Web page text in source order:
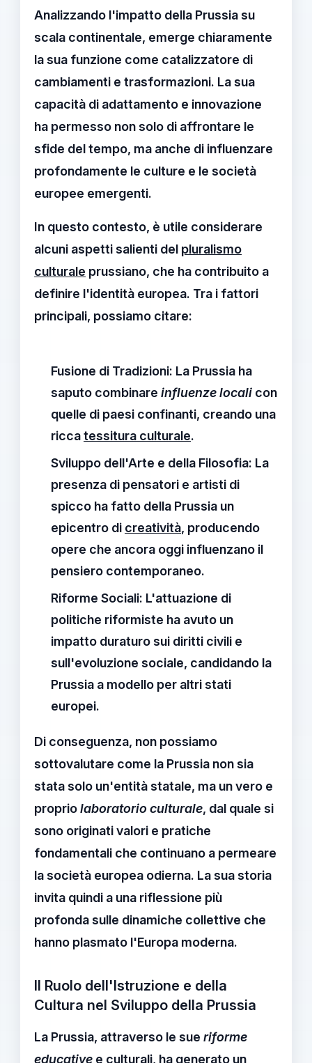
Analizzando l'impatto della Prussiasu
scala continentale, emerge chiaramente
la sua funzione come catalizzatore di
cambiamenti e trasformazioni. La sua
capacità di adattamento e innovazione
ha permesso non solo di affrontare le
sfide del tempo, ma anche di influenzare
profondamente le culture e le società
europee emergenti.
In questo contesto, è utile considerare
alcuni aspetti salienti del pluralismo
culturale prussiano, che ha contribuito a
definire l'identità europea. Tra i fattori
principali, possiamo citare:
Fusione di Tradizioni: La Prussia ha
saputo combinare influenze locali con
quelle di paesi confinanti, creando una
riccatessitura culturale.
Sviluppo dell'Arte e della Filosofia: La
presenza di pensatori e artisti di
spicco ha fatto della Prussia un
epicentro di creatività, producendo
opere che ancora oggi influenzano il
pensiero contemporaneo.
Riforme Sociali: L'attuazione di
politiche riformiste ha avuto un
impatto duraturo sui diritti civili e
sull'evoluzione sociale, candidando la
Prussia a modello per altri stati
europei.
Di conseguenza, non possiamo
sottovalutare come la Prussia non sia
stata solo un'entità statale, ma un vero e
propriolaboratorio culturale, dal quale si
sono originati valori e pratiche
fondamentali che continuano a permeare
la società europea odierna. La sua storia
invita quindi a una riflessione più
profonda sulle dinamiche collettive che
hanno plasmato l'Europa moderna.
Il Ruolo dell'Istruzione e della
Cultura nel Sviluppo della Prussia
La Prussia, attraverso le sue riforme
educative e culturali, ha generato un